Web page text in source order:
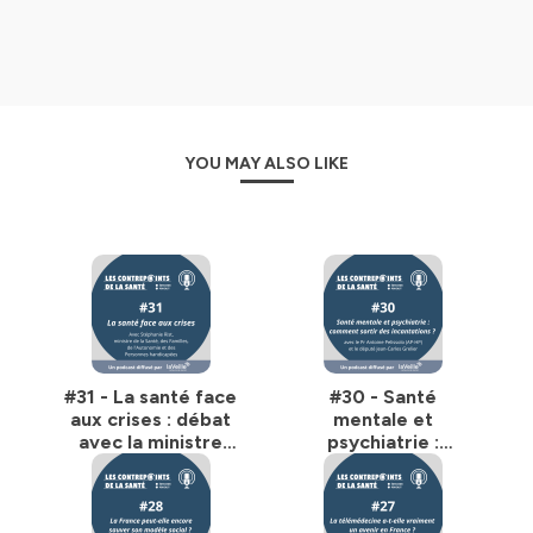
YOU MAY ALSO LIKE
#31 - La santé face
aux crises : débat
avec la ministre
Stéphanie Rist
#30 - Santé
mentale et
psychiatrie :
comment sortir des
incantations ?